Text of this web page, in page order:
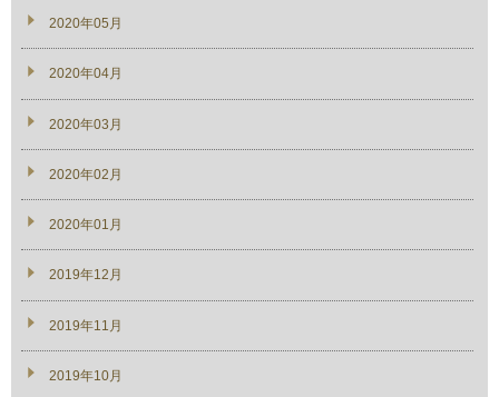
2020年05月
2020年04月
2020年03月
2020年02月
2020年01月
2019年12月
2019年11月
2019年10月